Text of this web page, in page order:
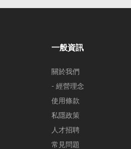
一般資訊
關於我們
- 經營理念
使用條款
私隱政策
人才招聘
常見問題